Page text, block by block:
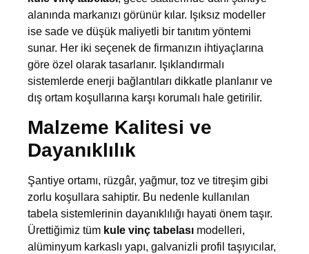
alanında markanızı görünür kılar. Işıksız modeller
ise sade ve düşük maliyetli bir tanıtım yöntemi
sunar. Her iki seçenek de firmanızın ihtiyaçlarına
göre özel olarak tasarlanır. Işıklandırmalı
sistemlerde enerji bağlantıları dikkatle planlanır ve
dış ortam koşullarına karşı korumalı hale getirilir.
Malzeme Kalitesi ve
Dayanıklılık
Şantiye ortamı, rüzgâr, yağmur, toz ve titreşim gibi
zorlu koşullara sahiptir. Bu nedenle kullanılan
tabela sistemlerinin dayanıklılığı hayati önem taşır.
Ürettiğimiz tüm kule vinç tabelası modelleri,
alüminyum karkaslı yapı, galvanizli profil taşıyıcılar,